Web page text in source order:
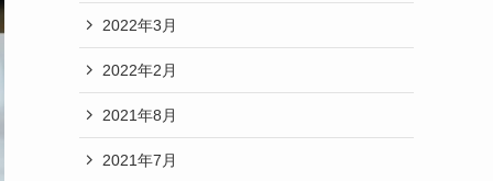
2022年3月
2022年2月
2021年8月
2021年7月